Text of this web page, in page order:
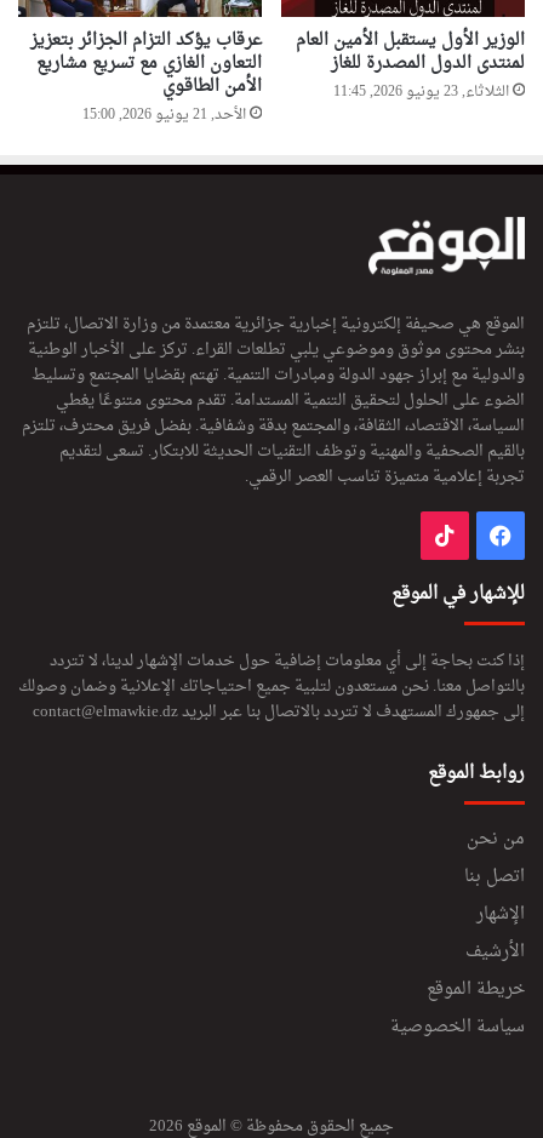
الوزير الأول يستقبل الأمين العام
لمنتدى الدول المصدرة للغاز
الثلاثاء, 23 يونيو 2026, 11:45
عرقاب يؤكد التزام الجزائر بتعزيز
التعاون الغازي مع تسريع مشاريع
الأمن الطاقوي
الأحد, 21 يونيو 2026, 15:00
الموقع هي صحيفة إلكترونية إخبارية جزائرية معتمدة من وزارة الاتصال، تلتزم
بنشر محتوى موثوق وموضوعي يلبي تطلعات القراء. تركز على الأخبار الوطنية
والدولية مع إبراز جهود الدولة ومبادرات التنمية. تهتم بقضايا المجتمع وتسليط
الضوء على الحلول لتحقيق التنمية المستدامة. تقدم محتوى متنوعًا يغطي
السياسة، الاقتصاد، الثقافة، والمجتمع بدقة وشفافية. بفضل فريق محترف، تلتزم
بالقيم الصحفية والمهنية وتوظف التقنيات الحديثة للابتكار. تسعى لتقديم
تجربة إعلامية متميزة تناسب العصر الرقمي.
فيسبوك
للإشهار في الموقع
إذا كنت بحاجة إلى أي معلومات إضافية حول خدمات الإشهار لدينا، لا تتردد
بالتواصل معنا. نحن مستعدون لتلبية جميع احتياجاتك الإعلانية وضمان وصولك
إلى جمهورك المستهدف لا تتردد بالاتصال بنا عبر البريدcontact@elmawkie.dz
روابط الموقع
من نحن
اتصل بنا
الإشهار
الأرشيف
خريطة الموقع
سياسة الخصوصية
جميع الحقوق محفوظة © الموقع 2026